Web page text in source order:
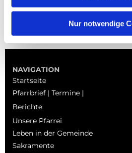
Nur notwendige
NAVIGATION
Startseite
Pfarrbrief | Termine |
Berichte
Unsere Pfarrei
Leben in der Gemeinde
Sakramente